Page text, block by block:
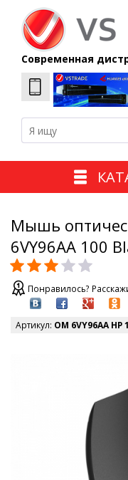
Современная
Мышь
6VY96AA 100
Понравилось?
Артикул: OM 6VY96AA HP